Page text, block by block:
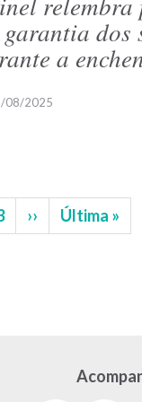
dos
a
08/2025
Próxima
página
››
Última
página
Última »